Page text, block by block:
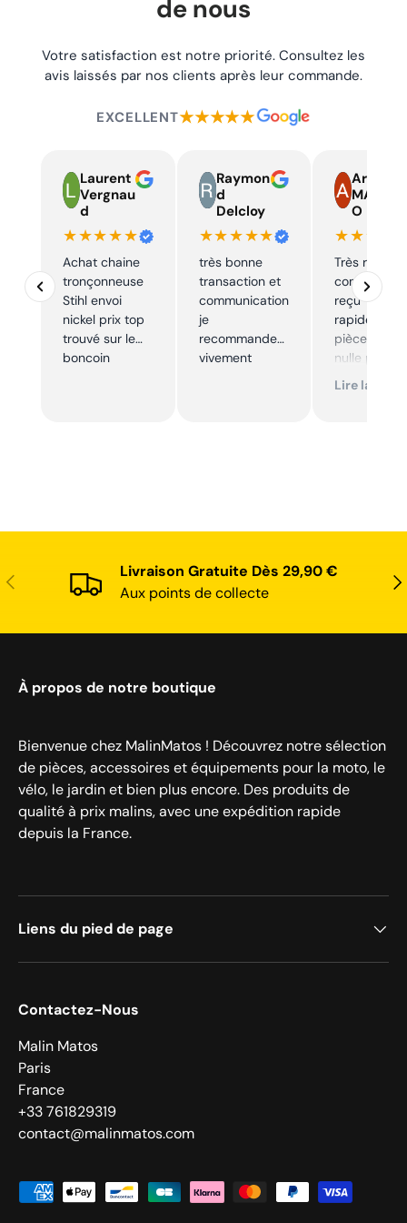
de nous
Votre satisfaction est notre priorité. Consultez les
avis laissés par nos clients après leur commande.
EXCELLENT★★★★★
Laurent
Vergnau
d
★★★★★
Achat chaine
tronçonneuse
Stihl envoi
nickel prix top
trouvé sur le
boncoin
Raymon
d
Delcloy
★★★★★
très bonne
transaction et
communication
je
recommande
vivement
Armand
MARTIN
O
Très réactif,
commande
reçu
rapidement,
pièce
nulle part
ailleurs et
Lire la suite
Précédent
Livraison Gratuite Dès 29,90 €
Aux points de collecte
À propos de notre boutique
Bienvenue chez MalinMatos ! Découvrez notre sélection
de pièces, accessoires et équipements pour la moto, le
vélo, le jardin et bien plus encore. Des produits de
qualité à prix malins, avec une expédition rapide
depuis la France.
Liens du pied de page
Contactez-Nous
Malin Matos
Paris
France
+33 761829319
contact@malinmatos.com
Moyens de paiement acceptés